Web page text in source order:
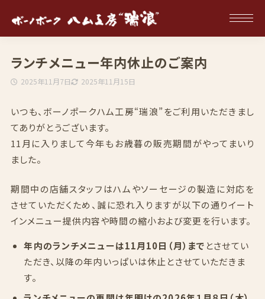
ランチメニュー年内休止のご案内
2025年11月7日 2025年11月15日
いつも、ボーノポークハム工房“瑞浪”をご利用いただきまし
てありがとうございます。
11月に入りまして今年もお歳暮の販売期間がやってまいり
ました。
期間中の店舗スタッフはハムやソーセージの製造に対応を
させていただくため、誠に恐れ入りますが以下の通りイート
インメニュー提供内容や時間の縮小および変更を行います。
年内のランチメニューは11月10日（月）まで とさせてい
ただき、以降の年内いっぱいは休止とさせていただきま
す。